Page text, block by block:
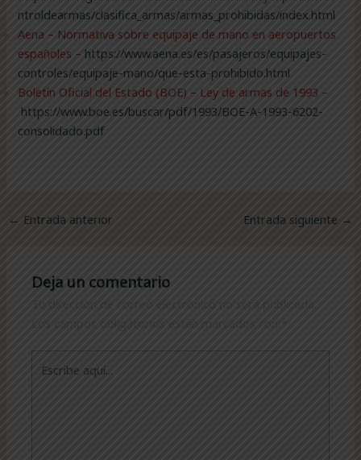
ntroldearmas/clasifica_armas/armas_prohibidas/index.html
Aena – Normativa sobre equipaje de mano en aeropuertos
españoles – https://www.aena.es/es/pasajeros/equipajes-
controles/equipaje-mano/que-esta-prohibido.html
Boletín Oficial del Estado (BOE) – Ley de armas de 1993 –
https://www.boe.es/buscar/pdf/1993/BOE-A-1993-6202-
consolidado.pdf
← Entrada anterior Entrada siguiente →
Deja un comentario
Tu dirección de correo electrónico no será publicada.
Los campos obligatorios están marcados con *
aquí...